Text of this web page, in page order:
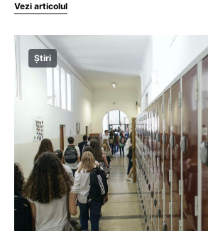
Vezi articolul
Știri